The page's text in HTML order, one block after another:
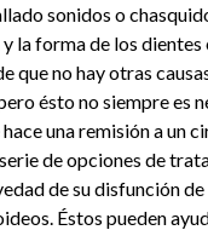
sonidos o
la forma de los
que no hay otras
ésto no siempre es
una remisión a un
de opciones de
de su disfunción
Éstos pueden